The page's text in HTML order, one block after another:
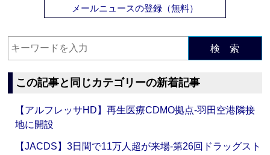
メールニュースの登録（無料）
検 索
この記事と同じカテゴリーの新着記事
【アルフレッサHD】再生医療CDMO拠点‐羽田空港隣接
地に開設
【JACDS】3日間で11万人超が来場‐第26回ドラッグスト